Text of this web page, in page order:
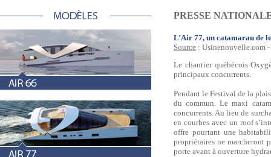
PRESSE
L’Air 77, un catamaran de
Source : Usinenouvelle.com -
Le chantier québécois
principaux concurrents.
Pendant le Festival de la
du commun. Le maxi
concurrents. Au lieu de
en courbes avec un roof
offre pourtant une
propriétaires ne marcheront
porte avant à ouverture